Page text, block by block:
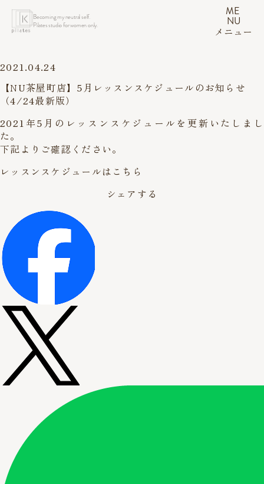
Becoming my neutral self.
Pilates studio for women only.
ME
NU
メニュー
2021.04.24
【NU茶屋町店】5月レッスンスケジュールのお知らせ
（4/24最新版）
2021年5月のレッスンスケジュールを更新いたしまし
た。
下記よりご確認ください。
レッスンスケジュールはこちら
シェアする